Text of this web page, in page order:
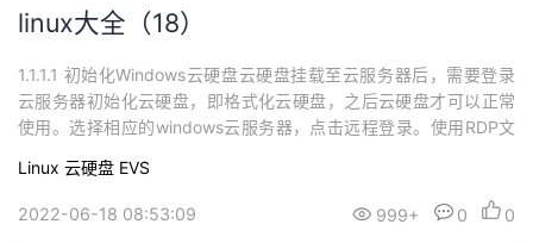
linux大全（18）
1.1.1.1 初始化Windows云硬盘云硬盘挂载至云服务器后，需要登录
云服务器初始化云硬盘，即格式化云硬盘，之后云硬盘才可以正常
使用。选择相应的windows云服务器，点击远程登录。使用RDP文
在菜单列表中选择“服务器管理器”，然后文件和存储服务-> 工具 ->
计算机管理。在左侧导航树中，选择存储 –> 磁盘管理。进入“磁...
Linux 云硬盘 EVS
2022-06-18 08:53:09 999+ 0 0